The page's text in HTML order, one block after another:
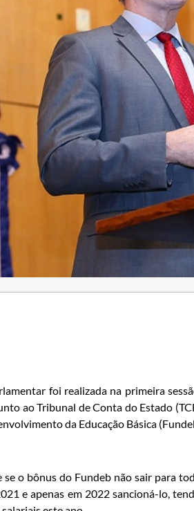
foi realizada na primeira
ao Tribunal de Conta do Estado
da Educação Básica
o bônus do Fundeb não sair para
e apenas em 2022 sancioná-lo,